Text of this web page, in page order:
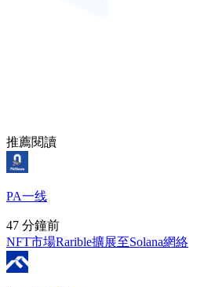
推薦閱讀
PA一线
47 分鐘前
NFT市場Rarible擴展至Solana網絡